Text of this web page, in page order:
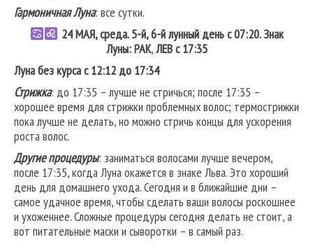
Гармоничная Луна: все сутки.
24 МАЯ, среда. 5-й, 6-й лунный день с 07:20. Знак
Луны: РАК,ЛЕВс 17:35
Луна без курса с 12:12 до 17:34
Стрижка: до 17:35 – лучше не стричься; после 17:35 –
хорошее время для стрижки проблемных волос; термострижки
пока лучше не делать, но можно стричь концы для ускорения
роста волос.
Другие процедуры: заниматься волосами лучше вечером,
после 17:35, когда Луна окажется в знаке Льва. Это хороший
день для домашнего ухода. Сегодня и в ближайшие дни –
самое удачное время, чтобы сделать ваши волосы роскошнее
и ухоженнее. Сложные процедуры сегодня делать не стоит, а
вот питательные маски и сыворотки – в самый раз.